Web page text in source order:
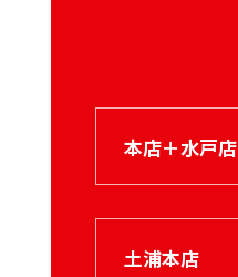
本店＋水戸店
土浦本店